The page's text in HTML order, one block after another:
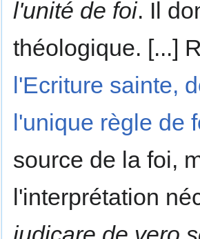
l'unité de foi. Il
théologique. [...]
l'Ecriture sainte,
l'unique règle de
source de la foi,
l'interprétation